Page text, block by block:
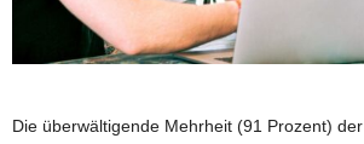
Die überwältigende Mehrheit (91 Prozent)